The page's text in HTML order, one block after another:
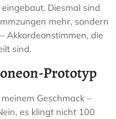
Diesmal sind
mehr, sondern
Akkordeonstimmen, die
sind.
Prototyp
Geschmack –
es klingt nicht 100